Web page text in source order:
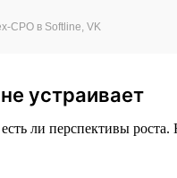
CPO в Softline, VK
устраивает
ли перспективы